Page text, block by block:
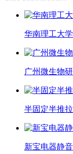
华南理工大
广州微生物
半固定半推
新宝电器静